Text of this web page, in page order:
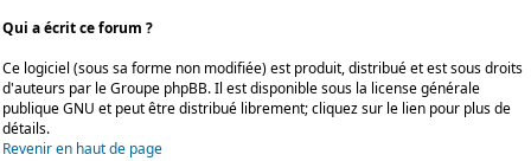
Qui a écrit ce forum ?
Ce logiciel (sous sa forme non modifiée) est produit, distribué et est sous droits
d'auteurs par leGroupe phpBB. Il est disponible sous la license générale
publique GNU et peut être distribué librement; cliquez sur le lien pour plus de
détails.
Revenir en haut de page